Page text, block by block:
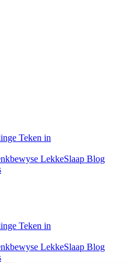
Teken in
LekkeSlaap Blog
Teken in
LekkeSlaap Blog